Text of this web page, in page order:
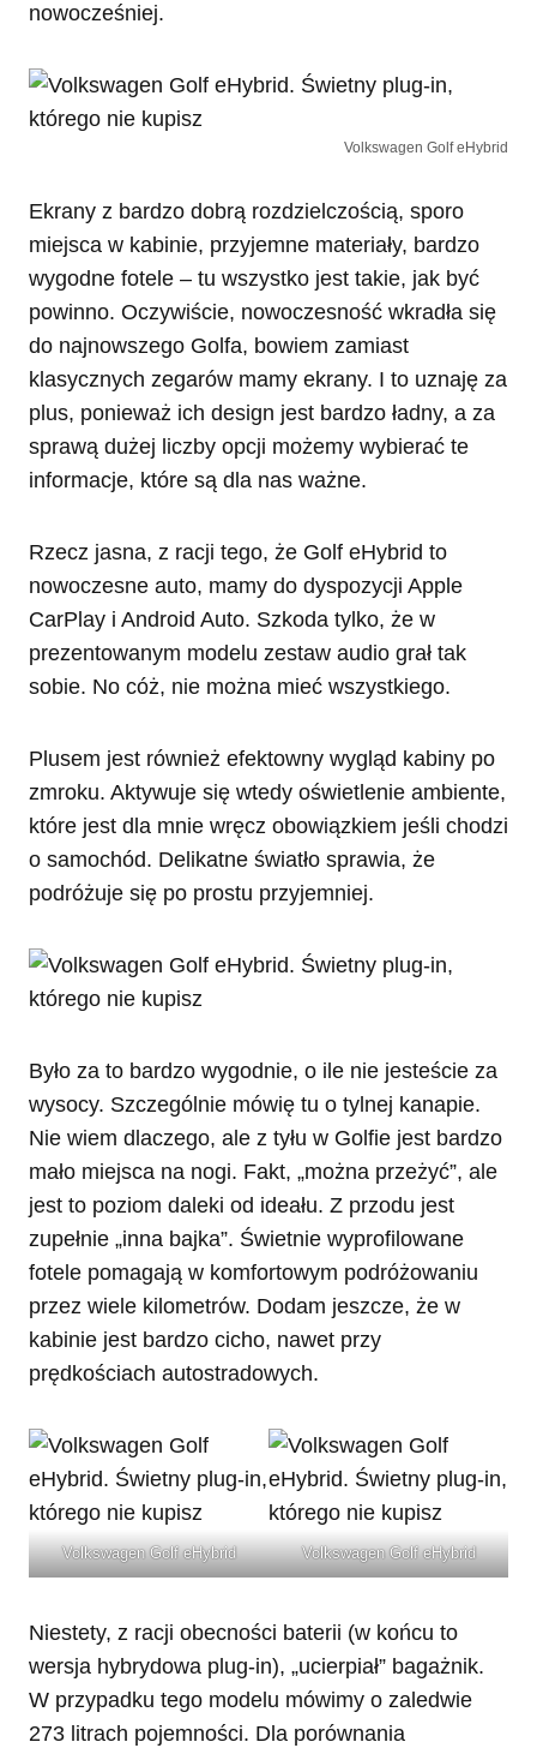
nowocześniej.
Volkswagen Golf eHybrid
Ekrany z bardzo dobrą rozdzielczością, sporo
miejsca w kabinie, przyjemne materiały, bardzo
wygodne fotele – tu wszystko jest takie, jak być
powinno. Oczywiście, nowoczesność wkradła się
do najnowszego Golfa, bowiem zamiast
klasycznych zegarów mamy ekrany. I to uznaję za
plus, ponieważ ich design jest bardzo ładny, a za
sprawą dużej liczby opcji możemy wybierać te
informacje, które są dla nas ważne.
Rzecz jasna, z racji tego, że Golf eHybrid to
nowoczesne auto, mamy do dyspozycji Apple
CarPlay i Android Auto. Szkoda tylko, że w
prezentowanym modelu zestaw audio grał tak
sobie. No cóż, nie można mieć wszystkiego.
Plusem jest również efektowny wygląd kabiny po
zmroku. Aktywuje się wtedy oświetlenie ambiente,
które jest dla mnie wręcz obowiązkiem jeśli chodzi
o samochód. Delikatne światło sprawia, że
podróżuje się po prostu przyjemniej.
Było za to bardzo wygodnie, o ile nie jesteście za
wysocy. Szczególnie mówię tu o tylnej kanapie.
Nie wiem dlaczego, ale z tyłu w Golfie jest bardzo
mało miejsca na nogi. Fakt, „można przeżyć”, ale
jest to poziom daleki od ideału. Z przodu jest
zupełnie „inna bajka”. Świetnie wyprofilowane
fotele pomagają w komfortowym podróżowaniu
przez wiele kilometrów. Dodam jeszcze, że w
kabinie jest bardzo cicho, nawet przy
prędkościach autostradowych.
Volkswagen Golf eHybrid Volkswagen Golf eHybrid
Niestety, z racji obecności baterii (w końcu to
wersja hybrydowa plug-in), „ucierpiał” bagażnik.
W przypadku tego modelu mówimy o zaledwie
273 litrach pojemności. Dla porównania